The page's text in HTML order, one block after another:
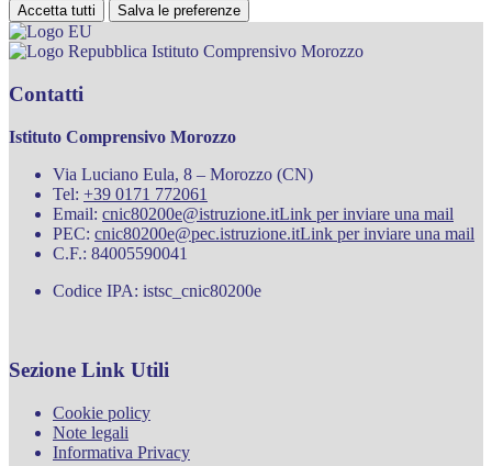
Accetta tutti Salva le preferenze
Istituto Comprensivo Morozzo
Contatti
Istituto Comprensivo Morozzo
Via Luciano Eula, 8 – Morozzo (CN)
Tel: +39 0171 772061
Email: cnic80200e@istruzione.itLink per inviare una mail
PEC: cnic80200e@pec.istruzione.itLink per inviare una mail
C.F.: 84005590041
Codice IPA: istsc_cnic80200e
Sezione Link Utili
Cookie policy
Note legali
Informativa Privacy